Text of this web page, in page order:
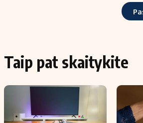
Taip pat skaitykite